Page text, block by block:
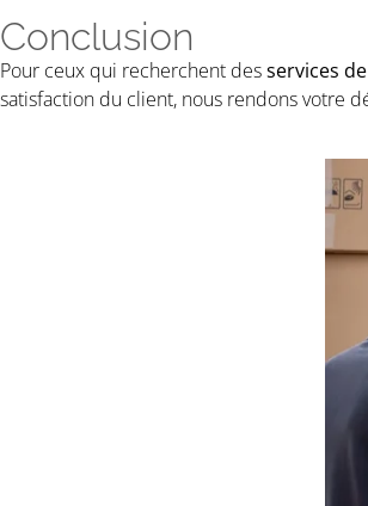
Conclusion
Pour ceux qui recherchent desservices
satisfaction du client, nous rendons votre